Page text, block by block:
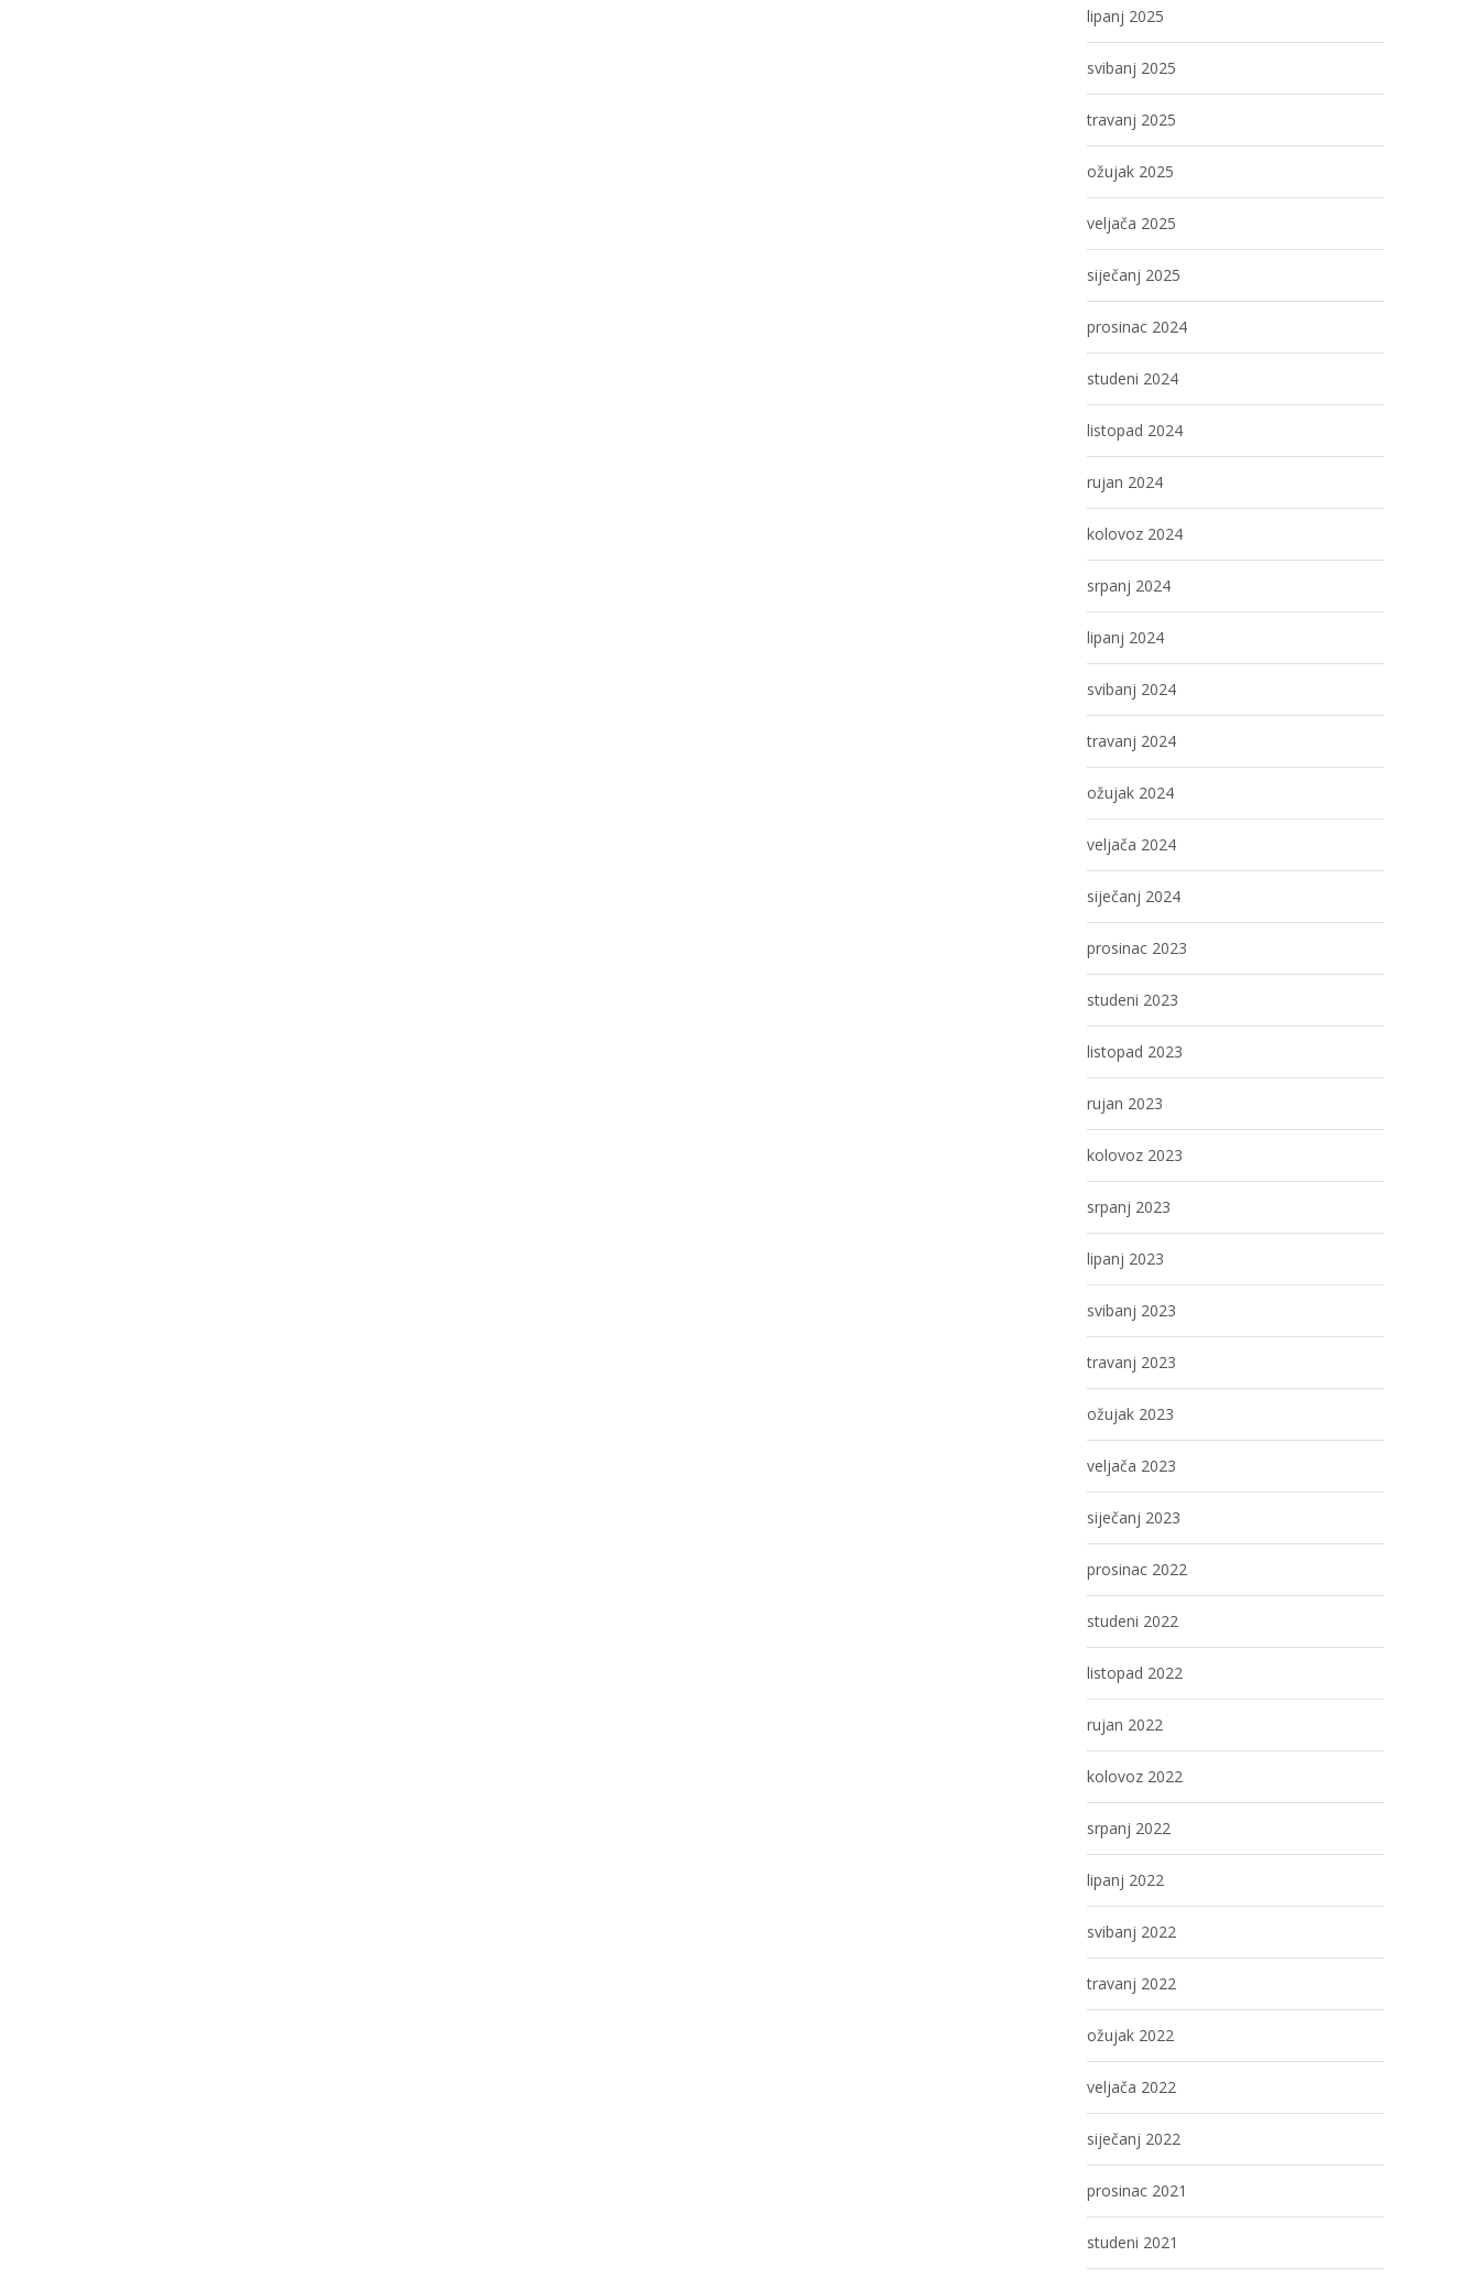
lipanj 2025
svibanj 2025
travanj 2025
ožujak 2025
veljača 2025
siječanj 2025
prosinac 2024
studeni 2024
listopad 2024
rujan 2024
kolovoz 2024
srpanj 2024
lipanj 2024
svibanj 2024
travanj 2024
ožujak 2024
veljača 2024
siječanj 2024
prosinac 2023
studeni 2023
listopad 2023
rujan 2023
kolovoz 2023
srpanj 2023
lipanj 2023
svibanj 2023
travanj 2023
ožujak 2023
veljača 2023
siječanj 2023
prosinac 2022
studeni 2022
listopad 2022
rujan 2022
kolovoz 2022
srpanj 2022
lipanj 2022
svibanj 2022
travanj 2022
ožujak 2022
veljača 2022
siječanj 2022
prosinac 2021
studeni 2021